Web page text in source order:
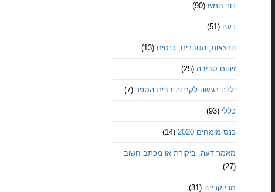
דור חמש (90)
דעה (51)
הרצאות, הסברים, כנסים (13)
זיהום סביבה (25)
ילדה רגישה לקרינה בבית הספר (7)
כללי (93)
כנס מומחים 2020 (14)
מאמר דעה, ביקורת או מכתב חשוב
(27)
מדי קרינה (31)